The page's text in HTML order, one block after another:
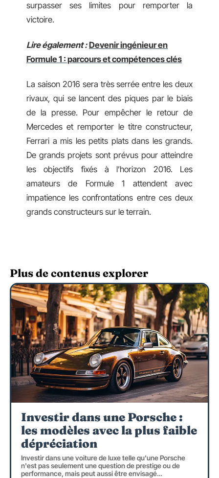
surpasser ses limites pour remporter la
victoire.
Lire également : Devenir ingénieur en
Formule 1 : parcours et compétences clés
La saison 2016 sera très serrée entre les deux
rivaux, qui se lancent des piques par le biais
de la presse. Pour empêcher le retour de
Mercedes et remporter le titre constructeur,
Ferrari a mis les petits plats dans les grands.
De grands projets sont prévus pour atteindre
les objectifs fixés à l’horizon 2016. Les
amateurs de Formule 1 attendent avec
impatience les confrontations entre ces deux
grands constructeurs sur le terrain.
Plus de contenus explorer
Investir dans une Porsche :
les modèles avec la plus faible
dépréciation
Investir dans une voiture de luxe telle qu'une Porsche
n'est pas seulement une question de prestige ou de
performance, mais peut aussi être envisagé…